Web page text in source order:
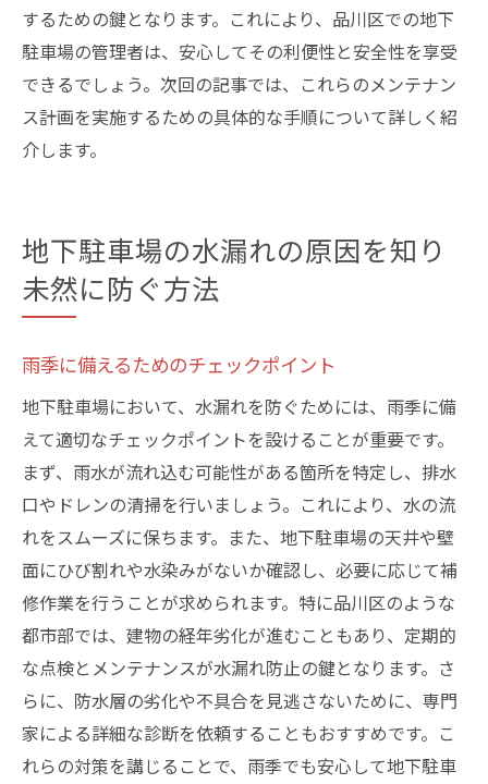
するための鍵となります。これにより、品川区での地下
駐車場の管理者は、安心してその利便性と安全性を享受
できるでしょう。次回の記事では、これらのメンテナン
ス計画を実施するための具体的な手順について詳しく紹
介します。
地下駐車場の水漏れの原因を知り
未然に防ぐ方法
雨季に備えるためのチェックポイント
地下駐車場において、水漏れを防ぐためには、雨季に備
えて適切なチェックポイントを設けることが重要です。
まず、雨水が流れ込む可能性がある箇所を特定し、排水
口やドレンの清掃を行いましょう。これにより、水の流
れをスムーズに保ちます。また、地下駐車場の天井や壁
面にひび割れや水染みがないか確認し、必要に応じて補
修作業を行うことが求められます。特に品川区のような
都市部では、建物の経年劣化が進むこともあり、定期的
な点検とメンテナンスが水漏れ防止の鍵となります。さ
らに、防水層の劣化や不具合を見逃さないために、専門
家による詳細な診断を依頼することもおすすめです。こ
れらの対策を講じることで、雨季でも安心して地下駐車